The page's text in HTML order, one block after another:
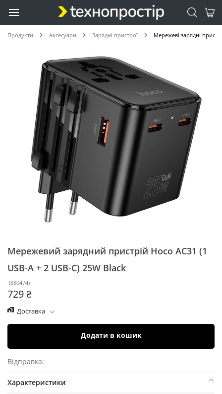
Продукти Аксесуари Зарядні пристрої Мережеві зарядні
Мережевий зарядний пристрій Hoco AC31 (1
USB-A + 2 USB-C) 25W Black
(880474)
729 ₴
Доставка
Додати в кошик
Відправка:
Характеристики